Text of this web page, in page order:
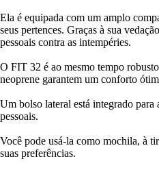
Ela é equipada com um amplo
seus pertences. Graças à sua
pessoais contra as intempéries.
O FIT 32 é ao mesmo tempo
neoprene garantem um conforto
Um bolso lateral está integrado para
pessoais.
Você pode usá-la como mochila, à
suas preferências.